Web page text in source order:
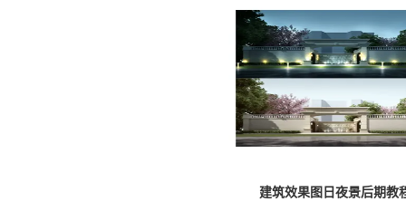
建筑效果图日夜景后期教